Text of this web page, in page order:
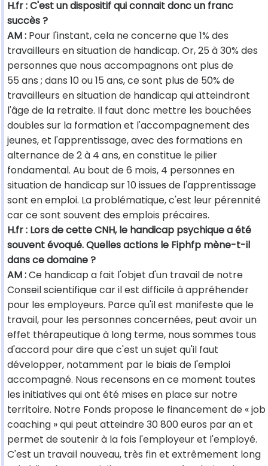
H.fr : C'est un dispositif qui connait donc un franc
succès ?
AM : Pour l'instant, cela ne concerne que 1% des
travailleurs en situation de handicap. Or, 25 à 30% des
personnes que nous accompagnons ont plus de
55 ans ; dans 10 ou 15 ans, ce sont plus de 50% de
travailleurs en situation de handicap qui atteindront
l'âge de la retraite. Il faut donc mettre les bouchées
doubles sur la formation et l'accompagnement des
jeunes, et l'apprentissage, avec des formations en
alternance de 2 à 4 ans, en constitue le pilier
fondamental. Au bout de 6 mois, 4 personnes en
situation de handicap sur 10 issues de l'apprentissage
sont en emploi. La problématique, c'est leur pérennité
car ce sont souvent des emplois précaires.
H.fr : Lors de cette CNH, le handicap psychique a été
souvent évoqué. Quelles actions le Fiphfp mène-t-il
dans ce domaine ?
AM :Ce handicap a fait l'objet d'un travail de notre
Conseil scientifique car il est difficile à appréhender
pour les employeurs. Parce qu'il est manifeste que le
travail, pour les personnes concernées, peut avoir un
effet thérapeutique à long terme, nous sommes tous
d'accord pour dire que c'est un sujet qu'il faut
développer, notamment par le biais de l'emploi
accompagné. Nous recensons en ce moment toutes
les initiatives qui ont été mises en place sur notre
territoire. Notre Fonds propose le financement de « job
coaching » qui peut atteindre 30 800 euros par an et
permet de soutenir à la fois l'employeur et l'employé.
C'est un travail nouveau, très fin et extrêmement long